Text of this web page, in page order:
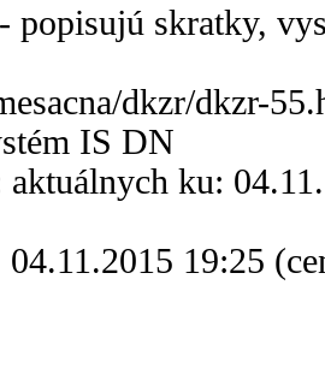
- popisujú skratky,
dkzr/dkzr-
IS DN
aktuálnych ku:
04.11.2015 19:25